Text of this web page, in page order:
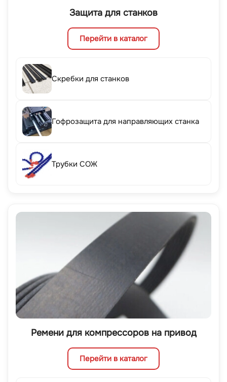
Защита для станков
Перейти в каталог
Скребки для станков
Гофрозащита для направляющих станка
Трубки СОЖ
Ремени для компрессоров на привод
Перейти в каталог